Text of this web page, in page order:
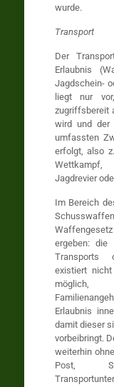
wurde.
Transport
Der
Erlaubnis
Jagdschein-
liegt nur
zugriffsbereit
wird und der
umfassten
erfolgt, also
Jagdrevier
Im Bereich
ergeben: die
Transports
existiert
möglich,
Erlaubnis
damit dieser
vorbeibringt.
weiterhin
Post,